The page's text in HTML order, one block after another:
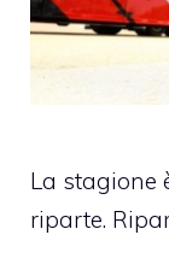
La stagione
riparte.